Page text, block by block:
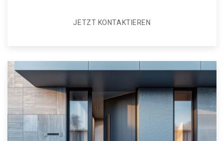
JETZT KONTAKTIEREN